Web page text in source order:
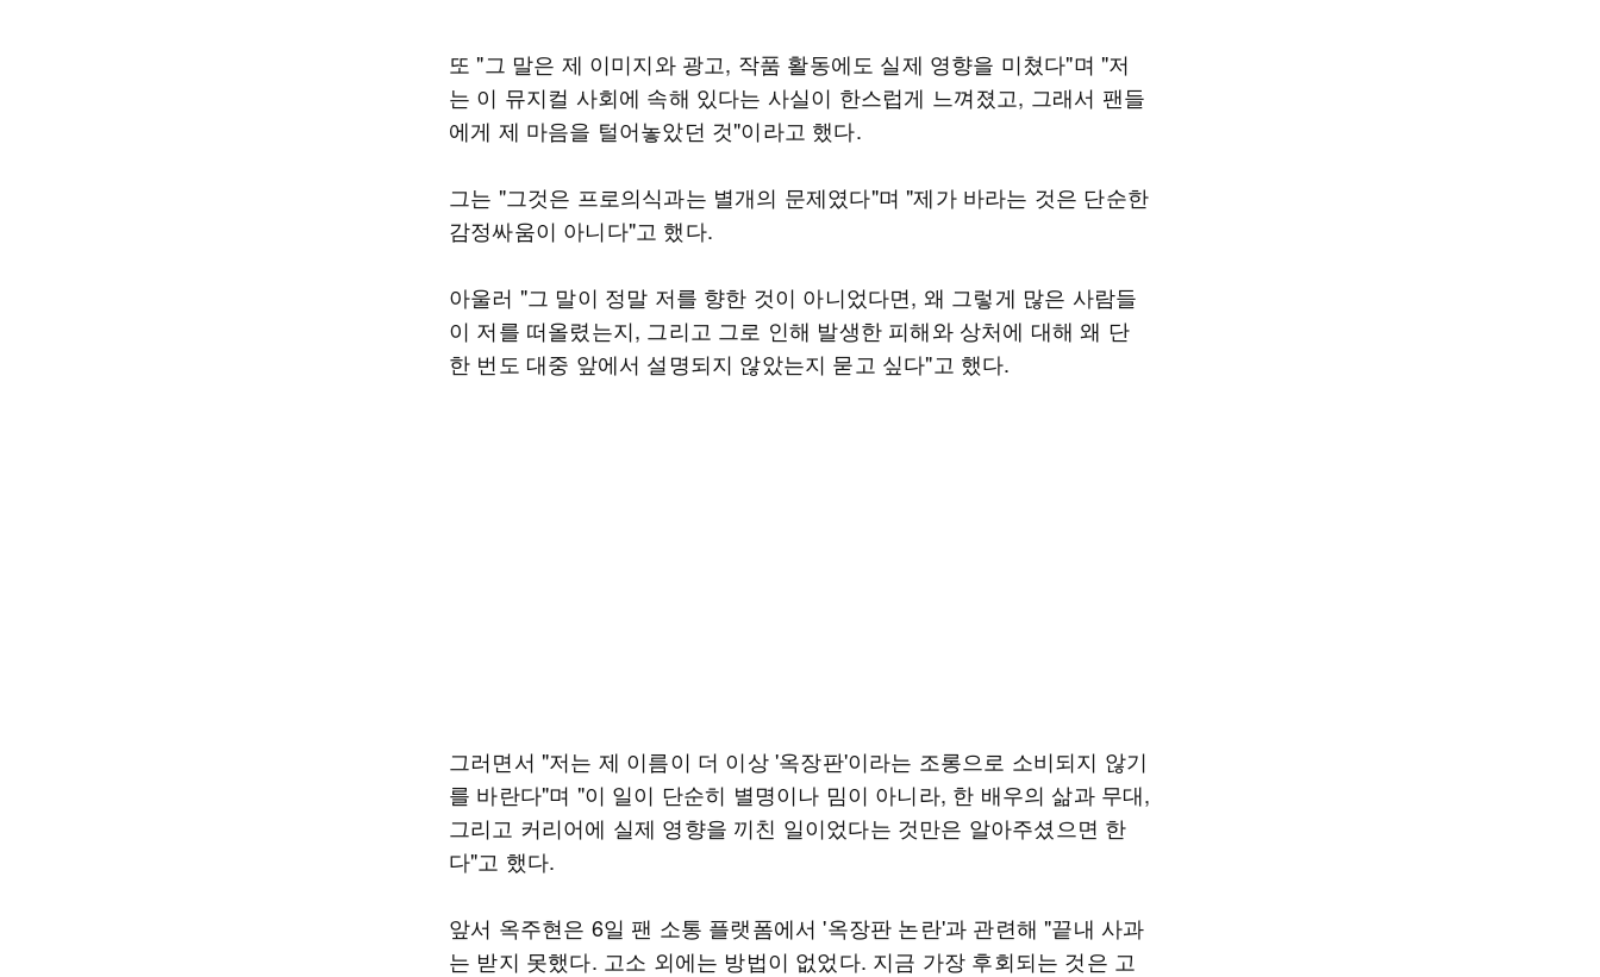
또 "그 말은 제 이미지와 광고, 작품 활동에도 실제 영향을 미쳤다"며 "저
는 이 뮤지컬 사회에 속해 있다는 사실이 한스럽게 느껴졌고, 그래서 팬들
에게 제 마음을 털어놓았던 것"이라고 했다.
그는 "그것은 프로의식과는 별개의 문제였다"며 "제가 바라는 것은 단순한
감정싸움이 아니다"고 했다.
아울러 "그 말이 정말 저를 향한 것이 아니었다면, 왜 그렇게 많은 사람들
이 저를 떠올렸는지, 그리고 그로 인해 발생한 피해와 상처에 대해 왜 단
한 번도 대중 앞에서 설명되지 않았는지 묻고 싶다"고 했다.
그러면서 "저는 제 이름이 더 이상 '옥장판'이라는 조롱으로 소비되지 않기
를 바란다"며 "이 일이 단순히 별명이나 밈이 아니라, 한 배우의 삶과 무대,
그리고 커리어에 실제 영향을 끼친 일이었다는 것만은 알아주셨으면 한
다"고 했다.
앞서 옥주현은 6일 팬 소통 플랫폼에서 '옥장판 논란'과 관련해 "끝내 사과
는 받지 못했다. 고소 외에는 방법이 없었다. 지금 가장 후회되는 것은 고